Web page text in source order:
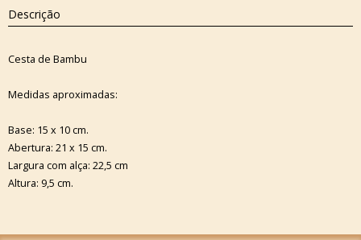
Descrição
Cesta de Bambu
Medidas aproximadas:
Base: 15 x 10 cm.
Abertura: 21 x 15 cm.
Largura com alça: 22,5 cm
Altura: 9,5 cm.